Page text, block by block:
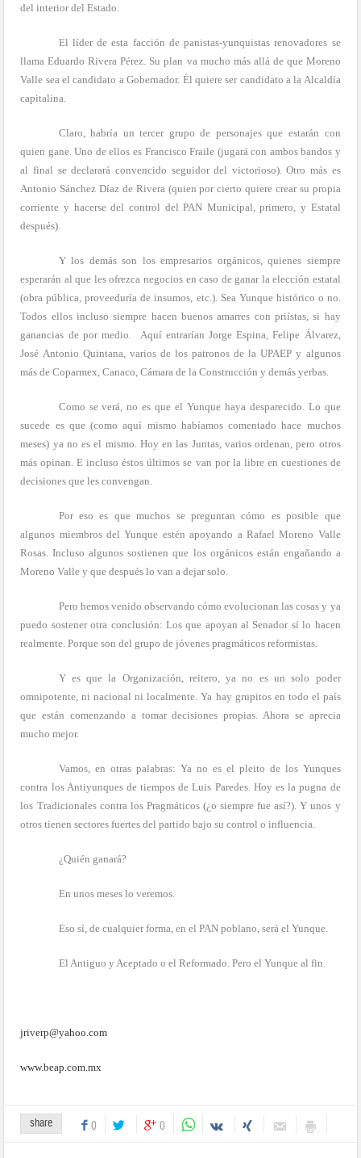
del interior del Estado.
El líder de esta facción de panistas-yunquistas renovadores se
llama Eduardo Rivera Pérez. Su plan va mucho más allá de que Moreno
Valle sea el candidato a Gobernador. Él quiere ser candidato a la Alcaldía
capitalina.
Claro, habría un tercer grupo de personajes que estarán con
quien gane. Uno de ellos es Francisco Fraile (jugará con ambos bandos y
al final se declarará convencido seguidor del victorioso). Otro más es
Antonio Sánchez Díaz de Rivera (quien por cierto quiere crear su propia
corriente y hacerse del control del PAN Municipal, primero, y Estatal
después).
Y los demás son los empresarios orgánicos, quienes siempre
esperarán al que les ofrezca negocios en caso de ganar la elección estatal
(obra pública, proveeduría de insumos, etc.). Sea Yunque histórico o no.
Todos ellos incluso siempre hacen buenos amarres con priístas, si hay
ganancias de por medio.
Aquí entrarían Jorge Espina, Felipe Álvarez,
José Antonio Quintana, varios de los patronos de la UPAEP y algunos
más de Coparmex, Canaco, Cámara de la Construcción y demás yerbas.
Como se verá, no es que el Yunque haya desparecido. Lo que
sucede es que (como aquí mismo habíamos comentado hace muchos
meses) ya no es el mismo. Hoy en las Juntas, varios ordenan, pero otros
más opinan. E incluso éstos últimos se van por la libre en cuestiones de
decisiones que les convengan.
Por eso es que muchos se preguntan cómo es posible que
algunos miembros del Yunque estén apoyando a Rafael Moreno Valle
Rosas. Incluso algunos sostienen que los orgánicos están engañando a
Moreno Valle y que después lo van a dejar solo.
Pero hemos venido observando cómo evolucionan las cosas y ya
puedo sostener otra conclusión: Los que apoyan al Senador sí lo hacen
realmente. Porque son del grupo de jóvenes pragmáticos reformistas.
Y es que la Organización, reitero, ya no es un solo poder
omnipotente, ni nacional ni localmente. Ya hay grupitos en todo el país
que están comenzando a tomar decisiones propias. Ahora se aprecia
mucho mejor.
Vamos, en otras palabras: Ya no es el pleito de los Yunques
contra los Antiyunques de tiempos de Luis Paredes. Hoy es la pugna de
los Tradicionales contra los Pragmáticos (¿o siempre fue así?). Y unos y
otros tienen sectores fuertes del partido bajo su control o influencia.
¿Quién ganará?
En unos meses lo veremos.
Eso sí, de cualquier forma, en el PAN poblano, será el Yunque.
El Antiguo y Aceptado o el Reformado. Pero el Yunque al fin.
jriverp@yahoo.com
www.beap.com.mx
share 0 0